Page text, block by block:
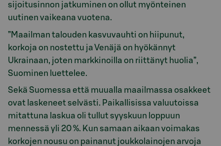
sijoitusinnon jatkuminen on ollut myönteinen
uutinen vaikeana vuotena.
”Maailman talouden kasvuvauhti on hiipunut,
korkoja on nostettu ja Venäjä on hyökännyt
Ukrainaan, joten markkinoilla on riittänyt huolia”,
Suominen luettelee.
Sekä Suomessa että muualla maailmassa osakkeet
ovat laskeneet selvästi. Paikallisissa valuutoissa
mitattuna laskua oli tullut syyskuun loppuun
mennessä yli 20 %. Kun samaan aikaan voimakas
korkojen nousu on painanut joukkolainojen arvoja